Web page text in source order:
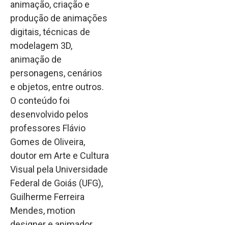
animação, criação e
produção de animações
digitais, técnicas de
modelagem 3D,
animação de
personagens, cenários
e objetos, entre outros.
O conteúdo foi
desenvolvido pelos
professores Flávio
Gomes de Oliveira,
doutor em Arte e Cultura
Visual pela Universidade
Federal de Goiás (UFG),
Guilherme Ferreira
Mendes, motion